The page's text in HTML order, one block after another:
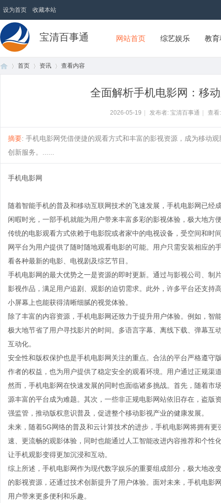
设为首页 收藏本站
宝清百事通 网站首页 综艺娱乐 教
首页 资讯 查看内容
全面解析手机电影网：移
2026-05-19 发布者: 宝清百事通 查
摘要: 手机电影网凭借便捷的观看方式和丰富的影视资源，成为移动
创新服务。......
手机电影网
随着智能手机的普及和移动互联网技术的飞速发展，手机电影网已
闲暇时光，一部手机就能为用户带来丰富多彩的影视体验，极大地方
传统的电影观看方式依赖于电影院或者家中的电视设备，受空间和时
网平台为用户提供了随时随地观看电影的可能。用户只需安装相应
看各种最新的电影、电视剧及综艺节目。
手机电影网的最大优势之一是资源的即时更新。通过与影视公司、制
影视作品，满足用户追剧、观影的迫切需求。此外，许多平台还支
小屏幕上也能获得清晰细腻的视觉体验。
除了丰富的内容资源，手机电影网还致力于提升用户体验。例如，
极大地节省了用户寻找影片的时间。多语言字幕、离线下载、弹幕互
互动化。
安全性和版权保护也是手机电影网关注的重点。合法的平台严格遵守
作者的权益，也为用户提供了稳定安全的观看环境。用户通过正规渠
然而，手机电影网在快速发展的同时也面临诸多挑战。首先，随着市
源丰富的平台成为难题。其次，一些非正规电影网站依旧存在，盗版
强监管，推动版权意识普及，促进整个移动影视产业的健康发展。
未来，随着5G网络的普及和云计算技术的进步，手机电影网将拥有
速、更流畅的观影体验，同时也能通过人工智能改进内容推荐和个性
让手机观影变得更加沉浸和互动。
综上所述，手机电影网作为现代数字娱乐的重要组成部分，极大地改
的影视资源，还通过技术创新提升了用户体验。面对未来，手机电
用户带来更多便利和乐趣。